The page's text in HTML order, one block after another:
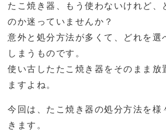
たこ焼き器、もう使わないけれど、
のか迷っていませんか？
意外と処分方法が多くて、どれを選
しまうものです。
使い古したたこ焼き器をそのまま放
ますよね。
今回は、たこ焼き器の処分方法を様
きます。